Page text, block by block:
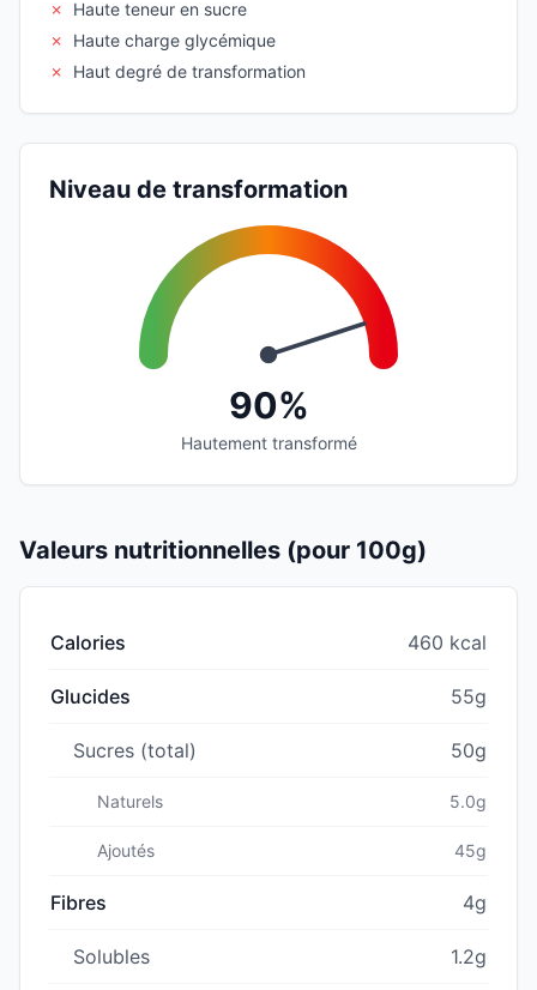
✗
Haute teneur en sucre
✗
Haute charge glycémique
✗
Haut degré de transformation
Niveau de transformation
90%
Hautement transformé
Valeurs nutritionnelles (pour 100g)
Calories 460 kcal
Glucides 55g
Sucres (total) 50g
Naturels 5.0g
Ajoutés 45g
Fibres 4g
Solubles 1.2g